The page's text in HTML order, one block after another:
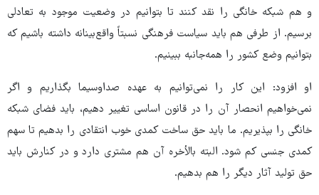
و هم شبکه خانگی را نقد کنند تا بتوانیم در وضعیت موجود به تعادلی
برسیم. از طرفی هم باید سیاست فرهنگی نسبتاً واقع‌بینانه داشته باشیم که
بتوانیم وضع کشور را همه‌جانبه ببینیم.
او افزود: این کار را نمی‌توانیم به عهده صداوسیما بگذاریم و اگر
نمی‌خواهیم انحصار آن را در قانون اساسی تغییر دهیم، باید فضای شبکه
خانگی را بپذیریم. ما باید حق ساخت کمدی خوب انتقادی را بدهیم تا سهم
کمدی جنسی کم شود. البته بالأخره آن هم مشتری دارد و در کنارش باید
حق تولید آثار دیگر را هم بدهیم.